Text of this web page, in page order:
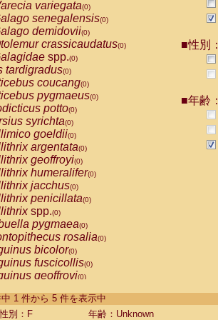
variegata(0)
senegalensis(0)
demidovii(0)
crassicaudatus(0)
spp.(0)
tardigradus(0)
coucang(0)
pygmaeus(0)
potto(0)
syrichta(0)
goeldii(0)
argentata(0)
geoffroyi(0)
humeralifer(0)
jacchus(0)
penicillata(0)
spp.(0)
pygmaea(0)
rosalia(0)
bicolor(0)
fuscicollis(0)
geoffroyi(0)
labiatus(0)
leucopus (0)
■性別：
■年齢：
1 件から 5 件を表示中
性別：F
年齢：Unknown